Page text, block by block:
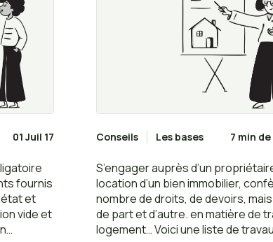
01 Juil 17
fournis
état et
vide et
Conseils Les bases 7 min
S’engager auprès d’un
location d’un bien immobilier,
nombre de droits, de devoirs,
de part et d’autre. en matière de
logement… Voici une liste de